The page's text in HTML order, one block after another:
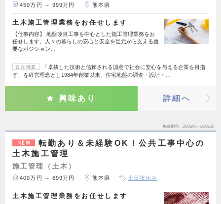
450万円 ～ 999万円 熊本県
土木施工管理業務をお任せします
【仕事内容】 地盤改良工事を中心とした施工管理業務をお
任せします。人々の暮らしの安心と安全を足元から支える重
要なポジション…
会社概要
「卓抜した技術と信頼される誠意で社会に安心を与える企業を目指
す」を経営理念とし1984年創業以来、住宅地盤の調査・設計・…
興味あり 詳細へ
掲載期間 26/08/06～26/08/20
NEW
転勤あり＆未経験OK！公共工事中心の
土木施工管理
施工管理（土木）
400万円 ～ 699万円 熊本県 土日祝休み
土木施工管理業務をお任せします